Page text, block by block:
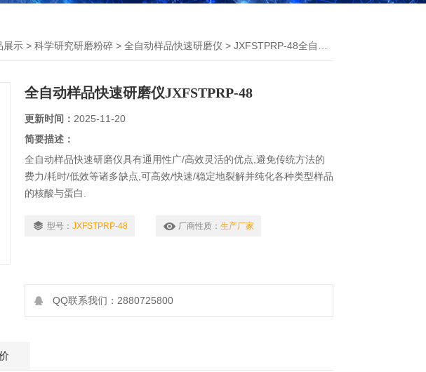
展示 > 科学研究研磨粉碎 > 全自动样品快速研磨仪 > JXFSTPRP-48全自动样品快速研磨仪
全自动样品快速研磨仪JXFSTPRP-48
更新时间： 2025-11-20
简要描述：
全自动样品快速研磨仪具有通用性广/高效灵活的优点,避免传统方法的
费力/耗时/低效等诸多缺点,可高效/快速/稳定地裂解并纯化各种类型样品
的核酸与蛋白.
型号： JXFSTPRP-48 厂商性质： 生产厂家
QQ联系我们：2880725800